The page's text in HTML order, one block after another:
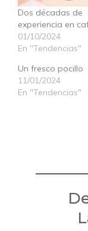
Dos décadas de
experiencia en
01/10/2024
En "Tendencias"
Un fresco pocillo
11/01/2024
En "Tendencias"